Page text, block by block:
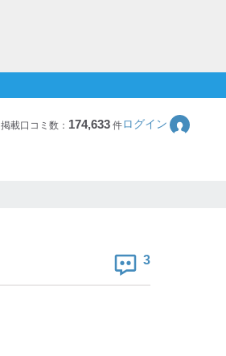
掲載口コミ数： 174,633件ログイン
3